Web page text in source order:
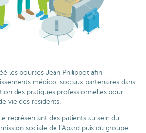
les bourses Jean Philippot afin
médico-sociaux partenaires dans
des pratiques professionnelles pour
vie des résidents.
représentant des patients au sein du
sociale de l’Apard puis du groupe